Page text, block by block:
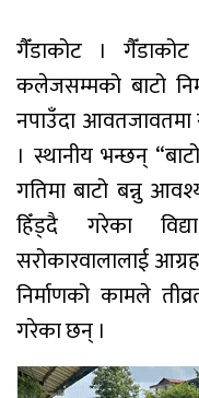
गैँडाकोट ।
कलेजसम्मको बाटो
नपाउँदा
। स्थानीय भन्छन्
गतिमा बाटो बन्नु
हिँड्दै गरेका
सरोकारवालालाई
निर्माणको कामले
गरेका छन् ।